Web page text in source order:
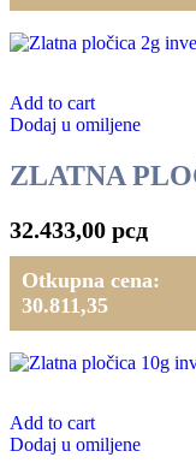
Add to cart
Dodaj u omiljene
ZLATNA
32.433,00 рсд
Otkupna cena:
30.811,35
Add to cart
Dodaj u omiljene